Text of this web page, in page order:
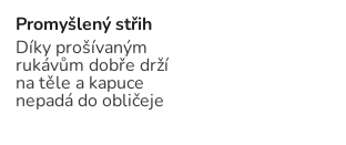
Promyšlený střih
Díky prošívaným
rukávům dobře drží
na těle a kapuce
nepadá do obličeje